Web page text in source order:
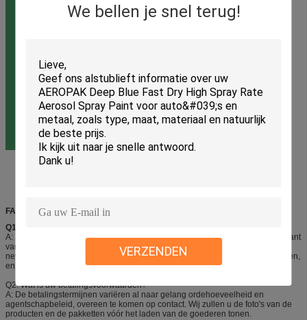
We bellen je snel terug!
VERZENDEN
FAQ
Q1.
A: Ja, zijn wij Shenzhen I-als Fijn Chemisch product een professionele fabrikant
van aërosolproducten, vooral in de producten van de autozorg, Aeropak-
nevelverven, bandverzegelaar en inflatoren, luchtstofdoeken, nevelkleefstoffen,
enz.
Q2. Wat is uw betalingsvoorwaarden?
A: De betalingstermijnen variëren al naar gelang ordehoeveelheid en
agentschapbeleid, overeen te komen op contact. Wij zullen u de foto's van de
producten en de pakketten vóór het laden van de goederen tonen.